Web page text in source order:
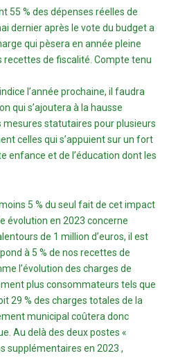
55 % des dépenses réelles de
dernier après le vote du budget a
qui pèsera en année pleine
recettes de fiscalité. Compte tenu
l’année prochaine, il faudra
qui s’ajoutera à la hausse
mesures statutaires pour plusieurs
celles qui s’appuient sur un fort
enfance et de l’éducation dont les
5 % du seul fait de cet impact
évolution en 2023 concerne
de 1 million d’euros, il est
à 5 % de nos recettes de
l’évolution des charges de
plus consommateurs tels que
29 % des charges totales de la
municipal coûtera donc
Au delà des deux postes «
supplémentaires en 2023 ,